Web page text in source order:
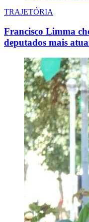
TRAJETÓRIA
Francisco Limma
deputados mais